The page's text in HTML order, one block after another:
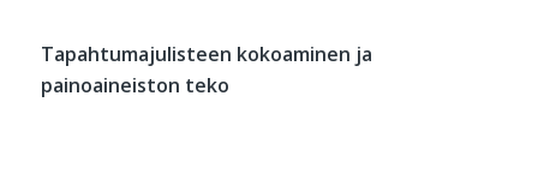
Tapahtumajulisteen kokoaminen ja
painoaineiston teko